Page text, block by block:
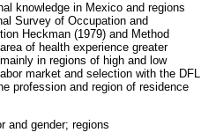
knowledge in Mexico and regions
Survey of Occupation and
Heckman (1979) and Method
of health experience greater
in regions of high and low
market and selection with the DFL
profession and region of residence
and gender; regions